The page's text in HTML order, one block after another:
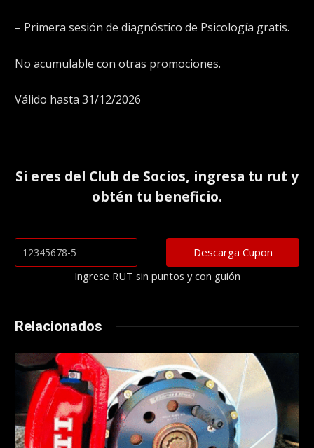
– Primera sesión de diagnóstico de Psicología gratis.
No acumulable con otras promociones.
Válido hasta 31/12/2026
Si eres del Club de Socios, ingresa tu rut y
obtén tu beneficio.
Ingrese RUT sin puntos y con guión
Relacionados